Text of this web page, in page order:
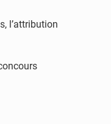
l’attribution